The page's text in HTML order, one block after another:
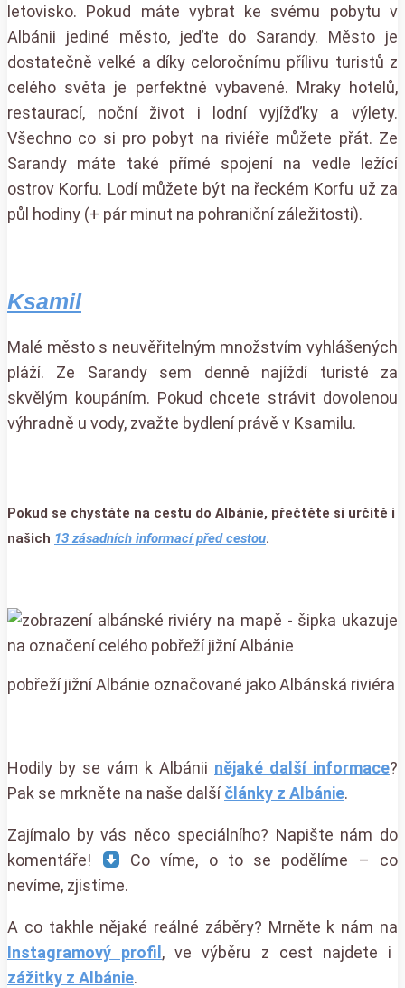
letovisko. Pokud máte vybrat ke svému pobytu v
Albánii jediné město, jeďte do Sarandy. Město je
dostatečně velké a díky celoročnímu přílivu turistů z
celého světa je perfektně vybavené. Mraky hotelů,
restaurací, noční život i lodní vyjížďky a výlety.
Všechno co si pro pobyt na riviéře můžete přát. Ze
Sarandy máte také přímé spojení na vedle ležící
ostrov Korfu. Lodí můžete být na řeckém Korfu už za
půl hodiny (+ pár minut na pohraniční záležitosti).
Ksamil
Malé město s neuvěřitelným množstvím vyhlášených
pláží. Ze Sarandy sem denně najíždí turisté za
skvělým koupáním. Pokud chcete strávit dovolenou
výhradně u vody, zvažte bydlení právě v Ksamilu.
Pokud se chystáte na cestu do Albánie, přečtěte si určitě i
našich 13 zásadních informací před cestou.
pobřeží jižní Albánie označované jako Albánská riviéra
Hodily by se vám k Albánii nějaké další informace?
Pak se mrkněte na naše dalšíčlánky z Albánie.
Zajímalo by vás něco speciálního? Napište nám do
komentáře!
Co víme, o to se podělíme – co
nevíme, zjistíme.
A co takhle nějaké reálné záběry? Mrněte k nám na
Instagramový profil , ve výběru z cest najdete i
zážitky z Albánie.